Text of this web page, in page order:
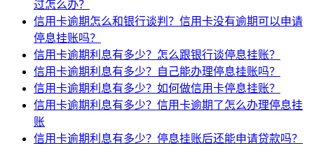
过怎么办？
信用卡逾期怎么和银行谈判？信用卡没有逾期可以申请
停息挂账吗？
信用卡逾期利息有多少？怎么跟银行谈停息挂账？
信用卡逾期利息有多少？自己能办理停息挂账吗？
信用卡逾期利息有多少？如何做信用卡停息挂账？
信用卡逾期利息有多少？信用卡逾期了怎么办理停息挂
账
信用卡逾期利息有多少？停息挂账后还能申请贷款吗？